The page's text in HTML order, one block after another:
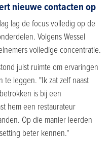
nieuwe contacten op
lag de focus volledig op de
Volgens Wessel
volledige concentratie.
juist ruimte om ervaringen
te leggen. "Ik zat zelf naast
is bij een
hem een restaurateur
Op die manier leerden
beter kennen."